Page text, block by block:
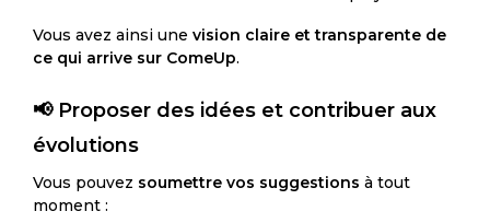
Vous avez ainsi une vision claire et transparente de
ce qui arrive sur ComeUp.
📢 Proposer des idées et contribuer aux
évolutions
Vous pouvez soumettre vos suggestions à tout
moment :